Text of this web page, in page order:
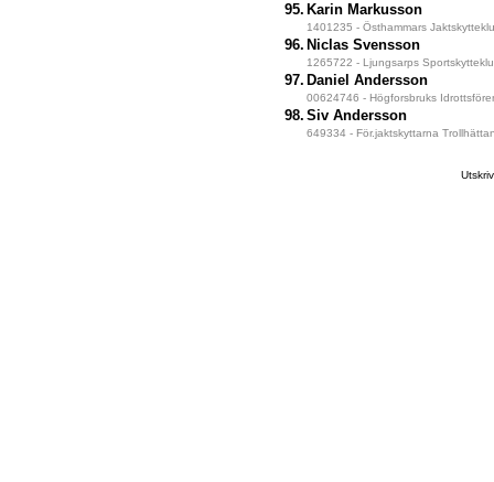
95. Karin Markusson
1401235 - Östhammars
96. Niclas Svensson
1265722 - Ljungsarps
97. Daniel Andersson
00624746 - Högforsbruks
98. Siv Andersson
649334 - För.jaktskyttarna